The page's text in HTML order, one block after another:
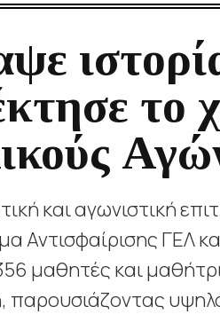
το
και αγωνιστική
Αντισφαίρισης ΓΕΛ
μαθητές και
υψηλό